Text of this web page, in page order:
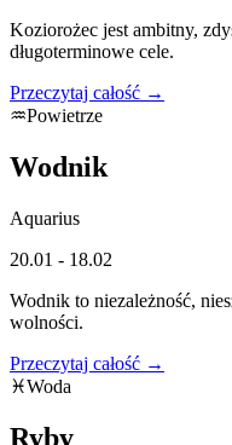
Koziorożec jest ambitny,
długoterminowe cele.
Przeczytaj całość →
♒Powietrze
Wodnik
Aquarius
20.01 - 18.02
Wodnik to niezależność,
wolności.
Przeczytaj całość →
♓Woda
Ryby